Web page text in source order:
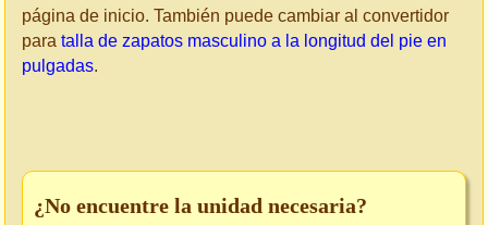
página de inicio. También puede cambiar al convertidor
para talla de zapatos masculino a la longitud del pie en
pulgadas.
¿No encuentre la unidad necesaria?